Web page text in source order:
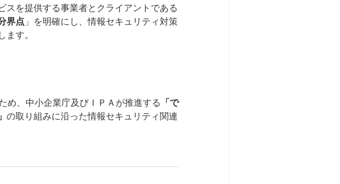
スを提供する事業者とクライアントである
界点 」を明確にし、情報セキュリティ対策
す。
め、中小企業庁及びＩＰＡが推進する 「で
の取り組みに沿った情報セキュリティ関連